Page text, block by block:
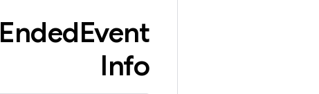
EndedEvent
Info